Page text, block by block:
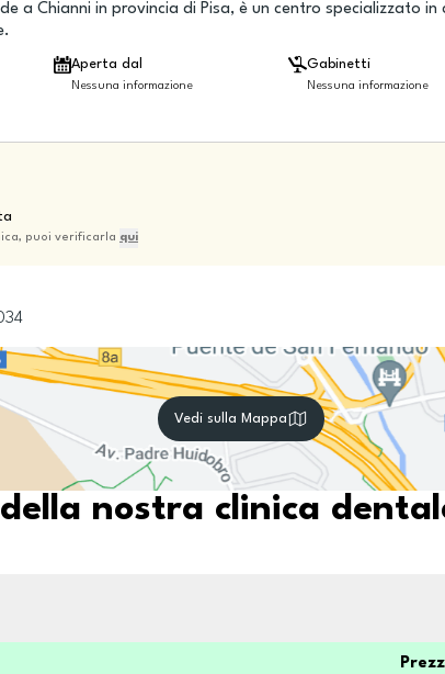
a Chianni in provincia di Pisa, è un centro specializzato
Aperta dal
Nessuna informazione
Gabinetti
Nessuna informazione
puoi verificarla qui
Vedi sulla Mappa
nostra clinica